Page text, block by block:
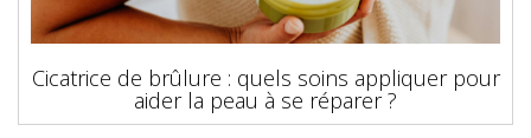
Cicatrice de brûlure : quels soins appliquer pour
aider la peau à se réparer ?